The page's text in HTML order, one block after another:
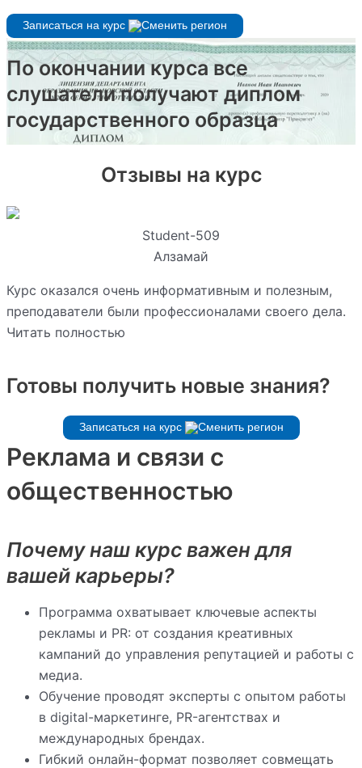
Записаться на курс
По окончании курса все
слушатели получают диплом
государственного образца
Отзывы на курс
Student-509
Алзамай
Курс оказался очень информативным и полезным,
преподаватели были профессионалами своего дела.
Читать полностью
Готовы получить новые знания?
Записаться на курс
Реклама и связи с
общественностью
Почему наш курс важен для
вашей карьеры?
Программа охватывает ключевые аспекты
рекламы и PR: от создания креативных
кампаний до управления репутацией и работы с
медиа.
Обучение проводят эксперты с опытом работы
в digital-маркетинге, PR-агентствах и
международных брендах.
Гибкий онлайн-формат позволяет совмещать